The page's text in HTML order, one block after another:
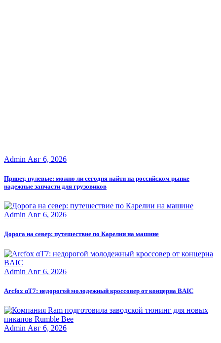
Admin Авг 6, 2026
Привет, нулевые: можно ли сегодня найти на российском рынке
надежные запчасти для грузовиков
Admin Авг 6, 2026
Дорога на север: путешествие по Карелии на машине
Admin Авг 6, 2026
Arcfox αT7: недорогой молодежный кроссовер от концерна BAIC
Admin Авг 6, 2026